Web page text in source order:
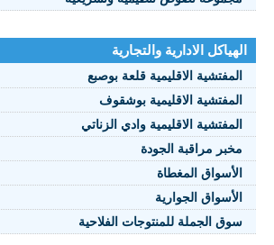
الادارية والتجارية
الاقليمية قلعة بوصبع
الاقليمية بوشقوف
الاقليمية وادي الزناتي
مراقبة الجودة
المغطاة
الجوارية
الجملة للمنتوجات الفلاحية